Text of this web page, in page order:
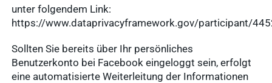
unter folgendem Link:
https://www.dataprivacyframework.gov/participant/
Sollten Sie bereits über Ihr persönliches
Benutzerkonto bei Facebook eingeloggt sein, erfolgt
eine automatisierte Weiterleitung der Informationen